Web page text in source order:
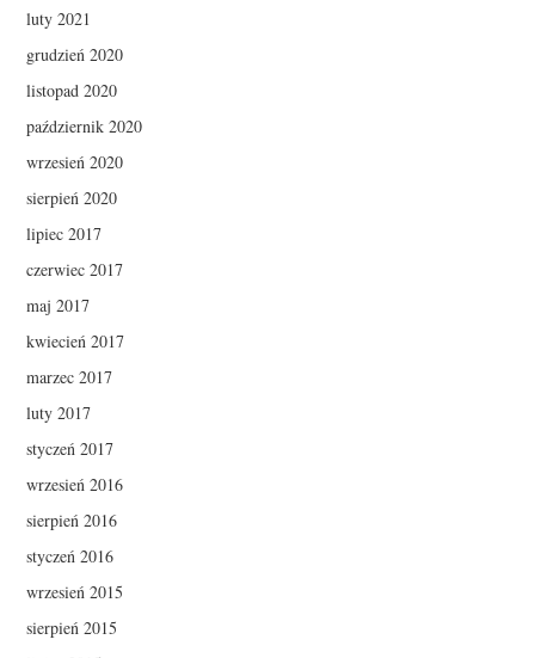
luty 2021
grudzień 2020
listopad 2020
październik 2020
wrzesień 2020
sierpień 2020
lipiec 2017
czerwiec 2017
maj 2017
kwiecień 2017
marzec 2017
luty 2017
styczeń 2017
wrzesień 2016
sierpień 2016
styczeń 2016
wrzesień 2015
sierpień 2015